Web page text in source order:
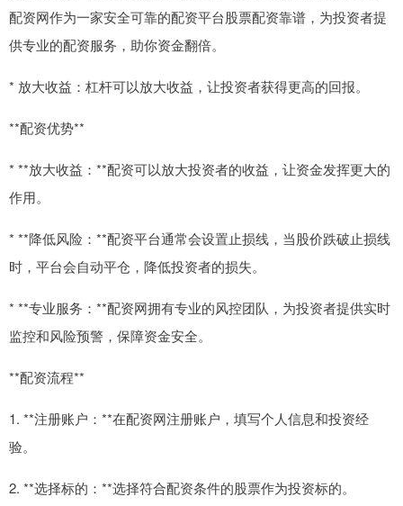
配资网作为一家安全可靠的配资平台股票配资靠谱，为投资者提
供专业的配资服务，助你资金翻倍。
* 放大收益：杠杆可以放大收益，让投资者获得更高的回报。
**配资优势**
* **放大收益：**配资可以放大投资者的收益，让资金发挥更大的
作用。
* **降低风险：**配资平台通常会设置止损线，当股价跌破止损线
时，平台会自动平仓，降低投资者的损失。
* **专业服务：**配资网拥有专业的风控团队，为投资者提供实时
监控和风险预警，保障资金安全。
**配资流程**
1. **注册账户：**在配资网注册账户，填写个人信息和投资经
验。
2. **选择标的：**选择符合配资条件的股票作为投资标的。